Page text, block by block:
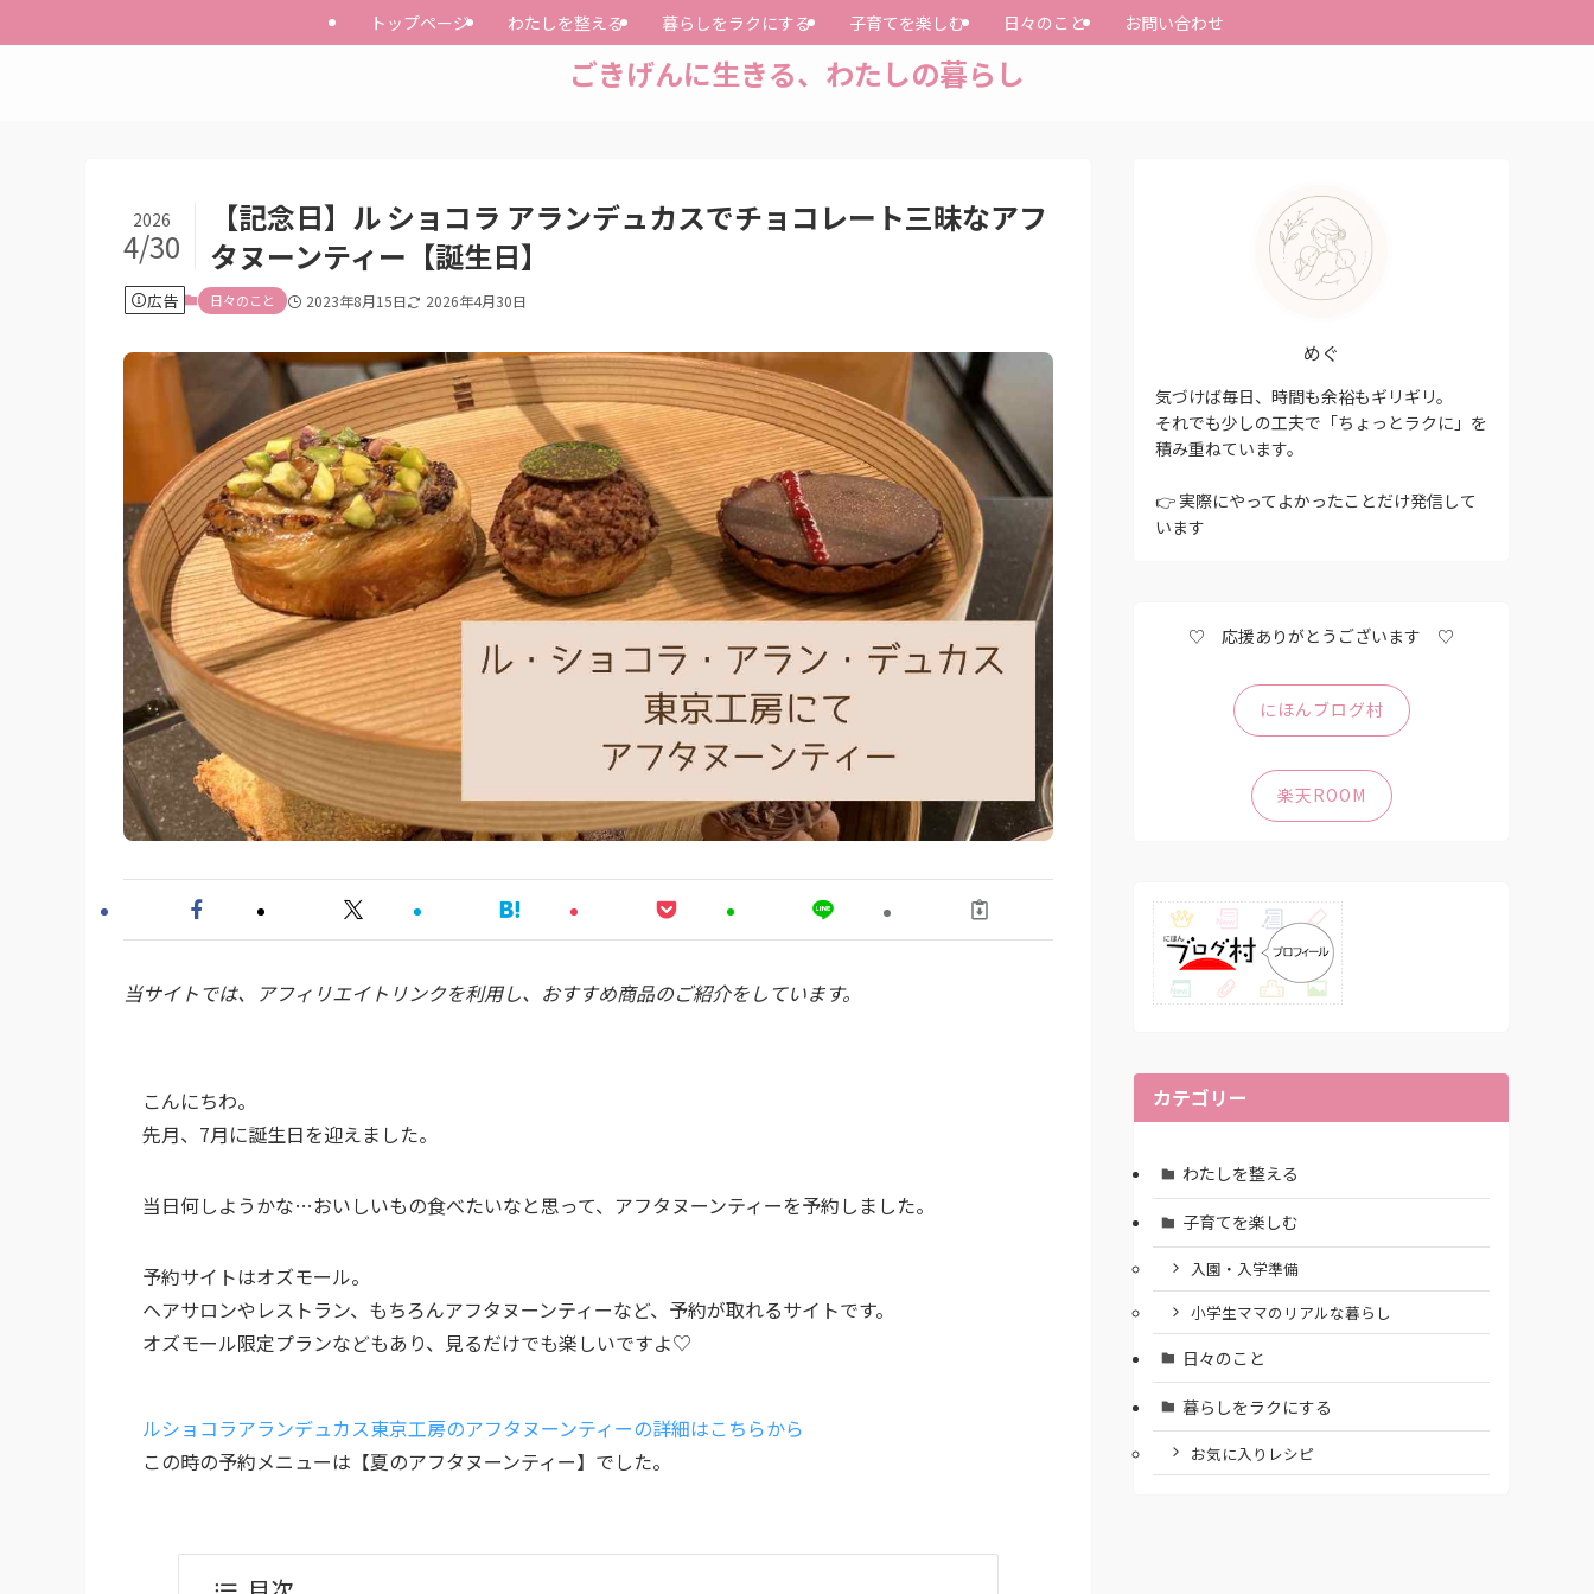
ごきげんに生きる、わたしの暮らし
トップページ わたしを整える 暮らしをラクにする 子育てを楽しむ 日々のこと お問い合わせ
【記念日】ル ショコラ アランデュカスでチョコレート三昧なアフ
タヌーンティー【誕生日】
2026
4/30
広告 日々のこと 2023年8月15日 2026年4月30日
当サイトでは、アフィリエイトリンクを利用し、おすすめ商品のご紹介をしています。
こんにちわ。
先月、7月に誕生日を迎えました。
当日何しようかな…おいしいもの食べたいなと思って、アフタヌーンティーを予約しました。
予約サイトはオズモール。
ヘアサロンやレストラン、もちろんアフタヌーンティーなど、予約が取れるサイトです。
オズモール限定プランなどもあり、見るだけでも楽しいですよ♡
ルショコラアランデュカス東京工房のアフタヌーンティーの詳細はこちらから
この時の予約メニューは【夏のアフタヌーンティー】でした。
めぐ
気づけば毎日、時間も余裕もギリギリ。
それでも少しの工夫で「ちょっとラクに」を
積み重ねています。
👉 実際にやってよかったことだけ発信して
います
♡ 応援ありがとうございます ♡
にほんブログ村
楽天ROOM
カテゴリー
わたしを整える
子育てを楽しむ
入園・入学準備
小学生ママのリアルな暮らし
日々のこと
暮らしをラクにする
お気に入りレシピ